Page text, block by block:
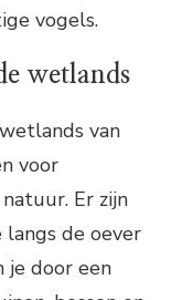
vogels.
wetlands
van
voor
Er zijn
de oever
je door een